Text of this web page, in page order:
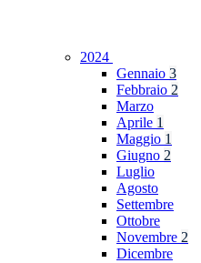
2024
Gennaio 3
Febbraio 2
Marzo
Aprile 1
Maggio 1
Giugno 2
Luglio
Agosto
Settembre
Ottobre
Novembre 2
Dicembre